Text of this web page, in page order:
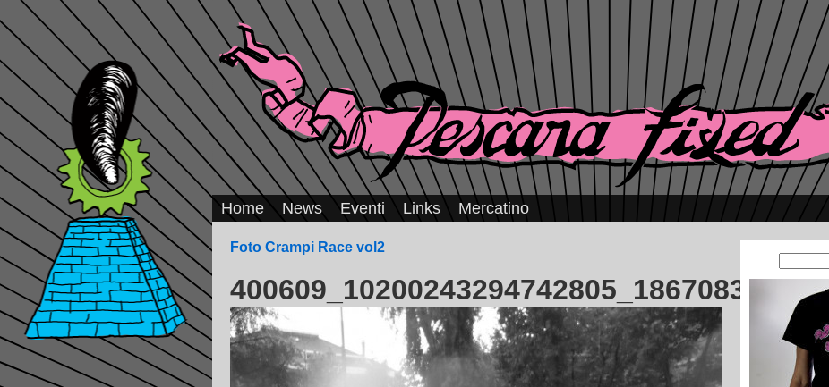
Home News Eventi Links Mercatino
Foto Crampi Race vol2
400609_10200243294742805_1867083279_n